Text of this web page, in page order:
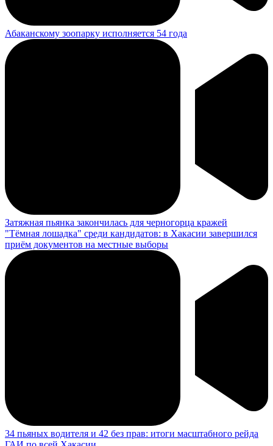
Абаканскому зоопарку исполняется 54 года
Затяжная пьянка закончилась для черногорца кражей
"Тёмная лошадка" среди кандидатов: в Хакасии завершился
приём документов на местные выборы
34 пьяных водителя и 42 без прав: итоги масштабного рейда